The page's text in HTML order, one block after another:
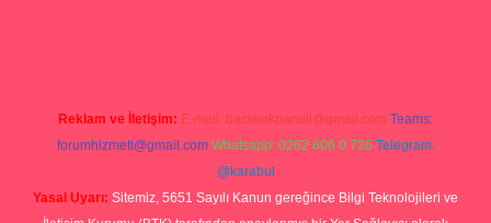
Reklam ve İletişim: E-mail: backlinkpaneli@gmail.com Teams:
forumhizmeti@gmail.com Whatsapp: 0262 606 0 726 Telegram:
@karabul
Yasal Uyarı: Sitemiz, 5651 Sayılı Kanun gereğince Bilgi Teknolojileri ve